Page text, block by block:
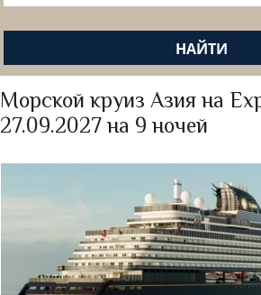
НАЙТИ
Морской круиз Азия на
27.09.2027 на 9 ночей